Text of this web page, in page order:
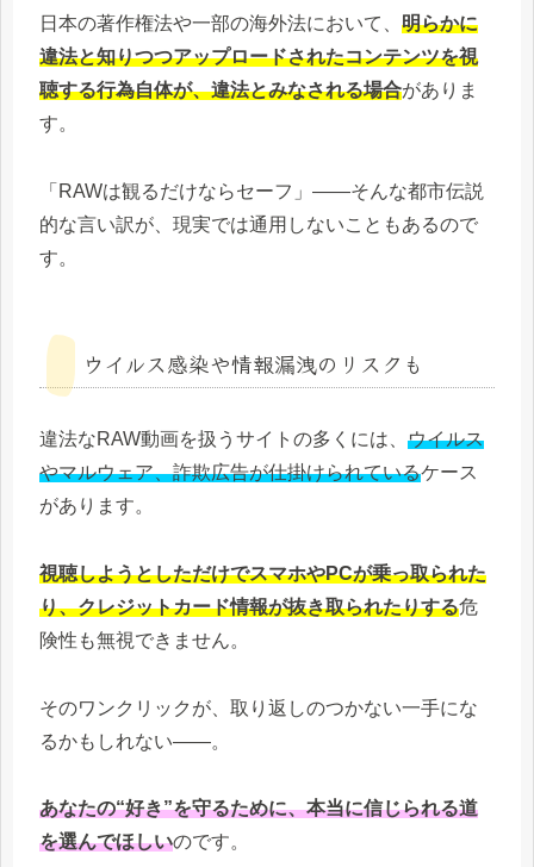
日本の著作権法や一部の海外法において、 明らかに
違法と知りつつアップロードされたコンテンツを視
聴する行為自体が、違法とみなされる場合がありま
す。
「RAWは観るだけならセーフ」――そんな都市伝説
的な言い訳が、現実では通用しないこともあるので
す。
ウイルス感染や情報漏洩のリスクも
違法なRAW動画を扱うサイトの多くには、 ウイルス
やマルウェア、詐欺広告が仕掛けられているケース
があります。
視聴しようとしただけでスマホやPCが乗っ取られた
り、クレジットカード情報が抜き取られたりする危
険性も無視できません。
そのワンクリックが、取り返しのつかない一手にな
るかもしれない――。
あなたの“好き”を守るために、本当に信じられる道
を選んでほしいのです。